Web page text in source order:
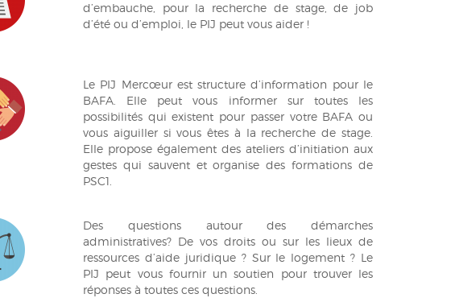
d’embauche, pour la recherche de stage, de job
d’été ou d’emploi, le PIJ peut vous aider !
Le PIJ Mercœur est structure d’information pour le
BAFA. Elle peut vous informer sur toutes les
possibilités qui existent pour passer votre BAFA ou
vous aiguiller si vous êtes à la recherche de stage.
Elle propose également des ateliers d’initiation aux
gestes qui sauvent et organise des formations de
PSC1.
Des questions autour des démarches
administratives? De vos droits ou sur les lieux de
ressources d’aide juridique ? Sur le logement ? Le
PIJ peut vous fournir un soutien pour trouver les
réponses à toutes ces questions.